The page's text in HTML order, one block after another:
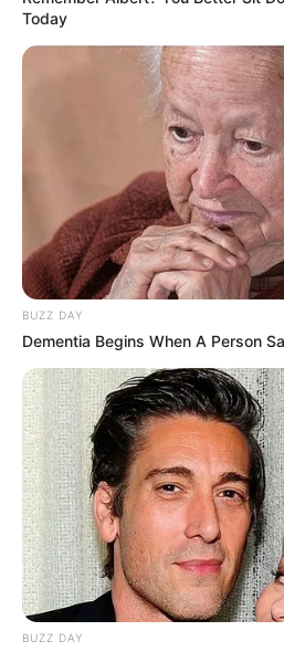
TULIS
Alamat email Anda tidak akan dipublikasikan.
Today
BUZZ DAY
Dementia Begins When A Person
BUZZ DAY